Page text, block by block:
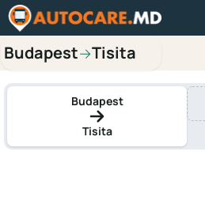
Budapest→Tisita
Budapest
Tisita